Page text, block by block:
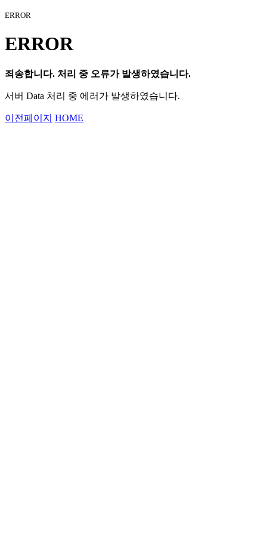
ERROR
ERROR
죄송합니다. 처리 중 오류가 발생하였습니다.
서버 Data 처리 중 에러가 발생하였습니다.
이전페이지 HOME